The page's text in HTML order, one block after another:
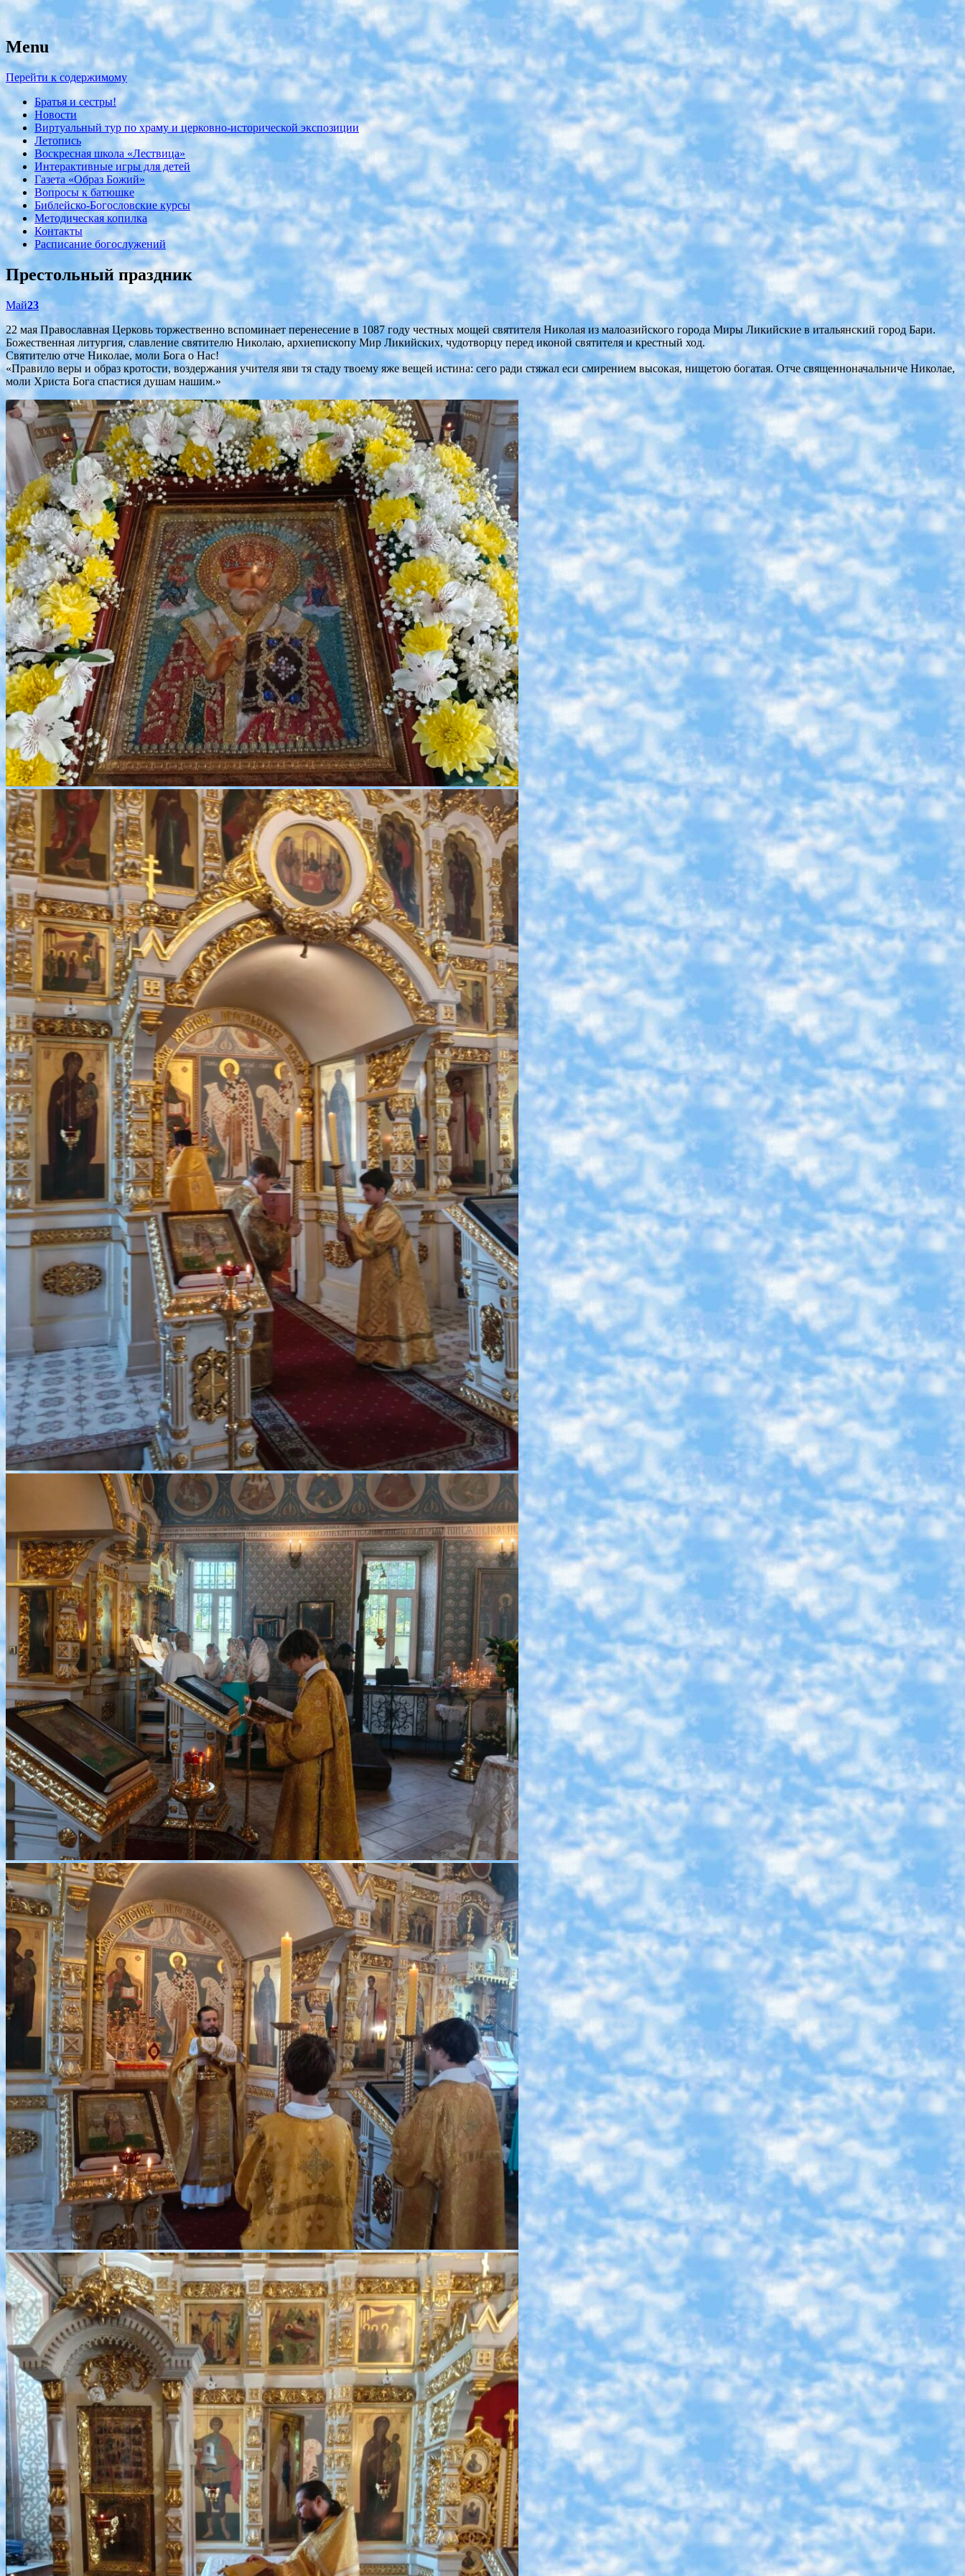
Никольский храм
с. Николо-Крутины Егорьевского района
Menu
Перейти к содержимому
Братья и сестры!
Новости
Виртуальный тур по храму и церковно-исторической экспозиции
Летопись
Воскресная школа «Лествица»
Интерактивные игры для детей
Газета «Образ Божий»
Вопросы к батюшке
Библейско-Богословские курсы
Методическая копилка
Контакты
Расписание богослужений
Престольный праздник
Май23
22 мая Православная Церковь торжественно вспоминает перенесение в 1087 году честных мощей святителя Николая из малоазийского города Миры Ликийские в итальянский город Бари.
Божественная литургия, славление святителю Николаю, архиепископу Мир Ликийских, чудотворцу перед иконой святителя и крестный ход.
Святителю отче Николае, моли Бога о Нас!
«Правило веры и образ кротости, воздержания учителя яви тя стаду твоему яже вещей истина: сего ради стяжал еси смирением высокая, нищетою богатая. Отче священноначальниче Николае,
моли Христа Бога спастися душам нашим.»